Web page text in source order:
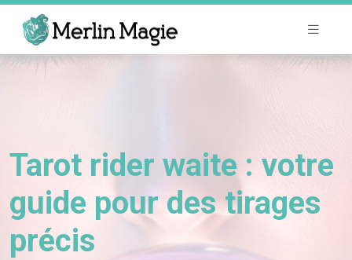
Tarot rider waite : votre
guide pour des tirages
précis